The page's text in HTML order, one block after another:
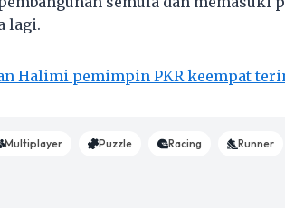
lagi.
Halimi pemimpin PKR keempat